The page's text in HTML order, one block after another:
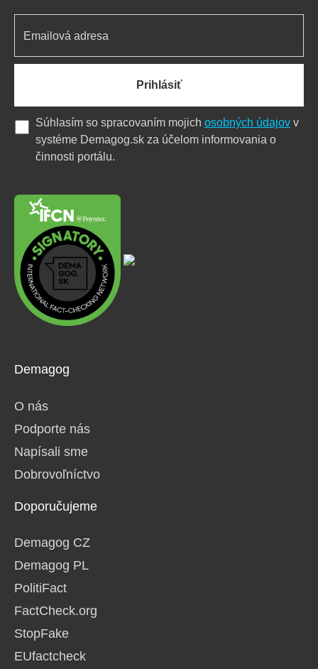
Demagog
O nás
Podporte nás
Napísali sme
Dobrovoľníctvo
Doporučujeme
Demagog CZ
Demagog PL
PolitiFact
FactCheck.org
StopFake
EUfactcheck
Prihlásiť
Súhlasím so spracovaním mojich osobných údajov v
systéme Demagog.sk za účelom informovania o
činnosti portálu.